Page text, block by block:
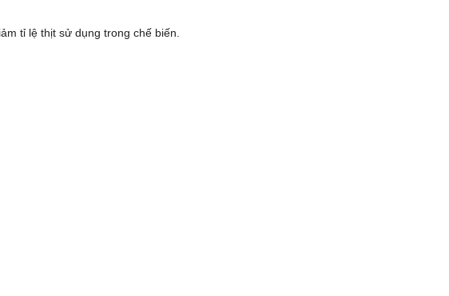
tỉ lệ thịt sử dụng trong chế biến.